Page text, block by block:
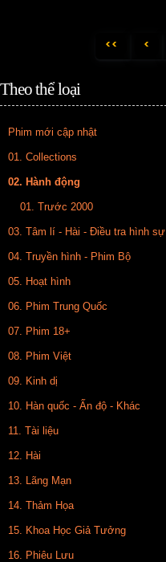
<< <
Theo thể loại
Phim mới cập nhật
01. Collections
02. Hành động
01. Trước 2000
03. Tâm lí - Hài - Điều tra hình sự
04. Truyền hình - Phim Bộ
05. Hoạt hình
06. Phim Trung Quốc
07. Phim 18+
08. Phim Việt
09. Kinh dị
10. Hàn quốc - Ấn độ - Khác
11. Tài liệu
12. Hài
13. Lãng Mạn
14. Thảm Họa
15. Khoa Học Giả Tưởng
16. Phiêu Lưu